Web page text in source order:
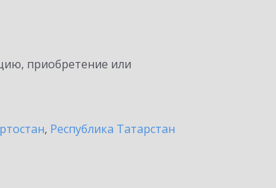
приобретение или
, Республика Татарстан